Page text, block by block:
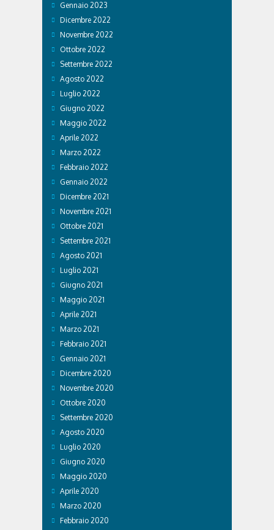
Gennaio 2023
Dicembre 2022
Novembre 2022
Ottobre 2022
Settembre 2022
Agosto 2022
Luglio 2022
Giugno 2022
Maggio 2022
Aprile 2022
Marzo 2022
Febbraio 2022
Gennaio 2022
Dicembre 2021
Novembre 2021
Ottobre 2021
Settembre 2021
Agosto 2021
Luglio 2021
Giugno 2021
Maggio 2021
Aprile 2021
Marzo 2021
Febbraio 2021
Gennaio 2021
Dicembre 2020
Novembre 2020
Ottobre 2020
Settembre 2020
Agosto 2020
Luglio 2020
Giugno 2020
Maggio 2020
Aprile 2020
Marzo 2020
Febbraio 2020